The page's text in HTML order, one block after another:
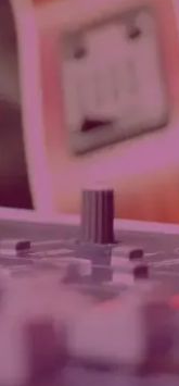
Wochen her,
Live
Interview ab sofort
oder Ihr klickt
MORE